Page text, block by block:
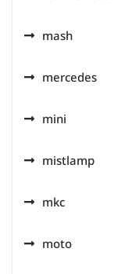
mash
mercedes
mini
mistlamp
mkc
moto